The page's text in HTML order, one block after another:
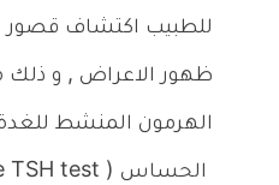
للطبيب اكتشاف قصور
ظهور الاعراض , و ذلك
الهرمون المنشط للغدة
الحساس ( TSH test